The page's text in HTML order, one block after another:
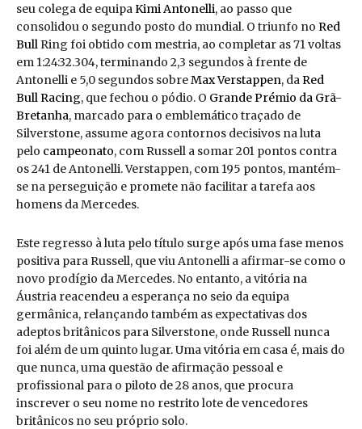
seu colega de equipaKimi Antonelli, ao passo que
consolidou o segundo posto do mundial. O triunfo no Red
Bull Ring foi obtido com mestria, ao completar as 71 voltas
em 1:24:32.304, terminando 2,3 segundos à frente de
Antonelli e 5,0 segundos sobreMax Verstappen, daRed
Bull Racing, que fechou o pódio. O Grande Prémio da Grã-
Bretanha, marcado para o emblemático traçado de
Silverstone, assume agora contornos decisivos na luta
pelo campeonato, com Russell a somar 201 pontos contra
os 241 de Antonelli. Verstappen, com 195 pontos, mantém-
se na perseguição e promete não facilitar a tarefa aos
homens da Mercedes.
Este regresso à luta pelo título surge após uma fase menos
positiva para Russell, que viu Antonelli a afirmar-se como o
novo prodígio da Mercedes. No entanto, a vitória na
Áustria reacendeu a esperança no seio da equipa
germânica, relançando também as expectativas dos
adeptos britânicos para Silverstone, onde Russell nunca
foi além de um quinto lugar. Uma vitória em casa é, mais do
que nunca, uma questão de afirmação pessoal e
profissional para o piloto de 28 anos, que procura
inscrever o seu nome no restrito lote de vencedores
britânicos no seu próprio solo.